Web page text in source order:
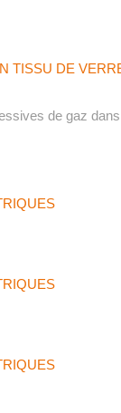
TISSU DE
de gaz